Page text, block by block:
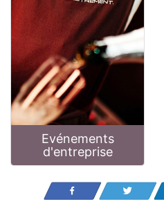
Evénements
d'entreprise
Partagez Tweetez